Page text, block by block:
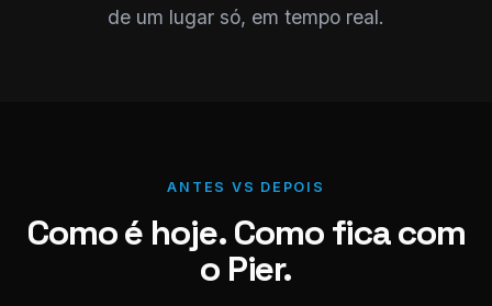
de um lugar só, em tempo real.
ANTES VS DEPOIS
Como é hoje. Como fica com
o Pier.